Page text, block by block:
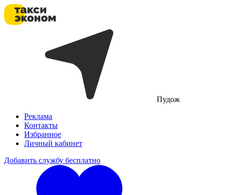
Пудож
Реклама
Контакты
Избранное
Личный кабинет
Добавить службу бесплатно